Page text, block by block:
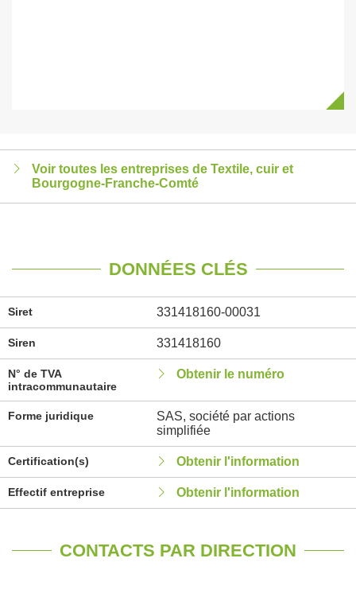
Voir toutes les entreprises de Textile, cuir et
Bourgogne-Franche-Comté
DONNÉES CLÉS
Siret 331418160-00031
Siren 331418160
N° de TVA
intracommunautaire
Obtenir le numéro
Forme juridique
SAS, société par actions
simplifiée
Certification(s) Obtenir l'information
Effectif entreprise Obtenir l'information
CONTACTS PAR DIRECTION